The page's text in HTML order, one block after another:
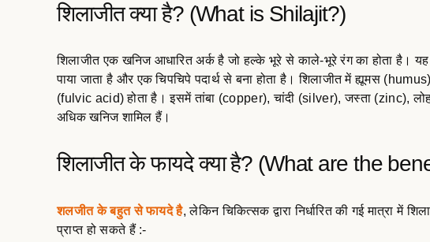
शिलाजीत क्या है? (What is Shilajit?)
शिलाजीत एक खनिज आधारित अर्क है जो हल्के भूरे से काले-भूरे रंग का होता है।
पाया जाता है और एक चिपचिपे पदार्थ से बना होता है। शिलाजीत में ह्यूमस
(fulvic acid) होता है। इसमें तांबा (copper), चांदी (silver), जस्ता (zinc),
अधिक खनिज शामिल हैं।
शिलाजीत के फायदे क्या है? (What are the
शलजीत के बहुत से फायदे है, लेकिन चिकित्सक द्वारा निर्धारित की गई मात्रा में
प्राप्त हो सकते हैं :-